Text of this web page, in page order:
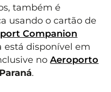
também é
usando o cartão de
Companion
está disponível em
noAeroporto
Paraná.